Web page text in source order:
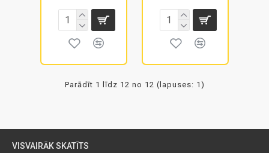
Parādīt 1 līdz 12 no 12 (lapuses: 1)
VISVAIRĀK SKATĪTS